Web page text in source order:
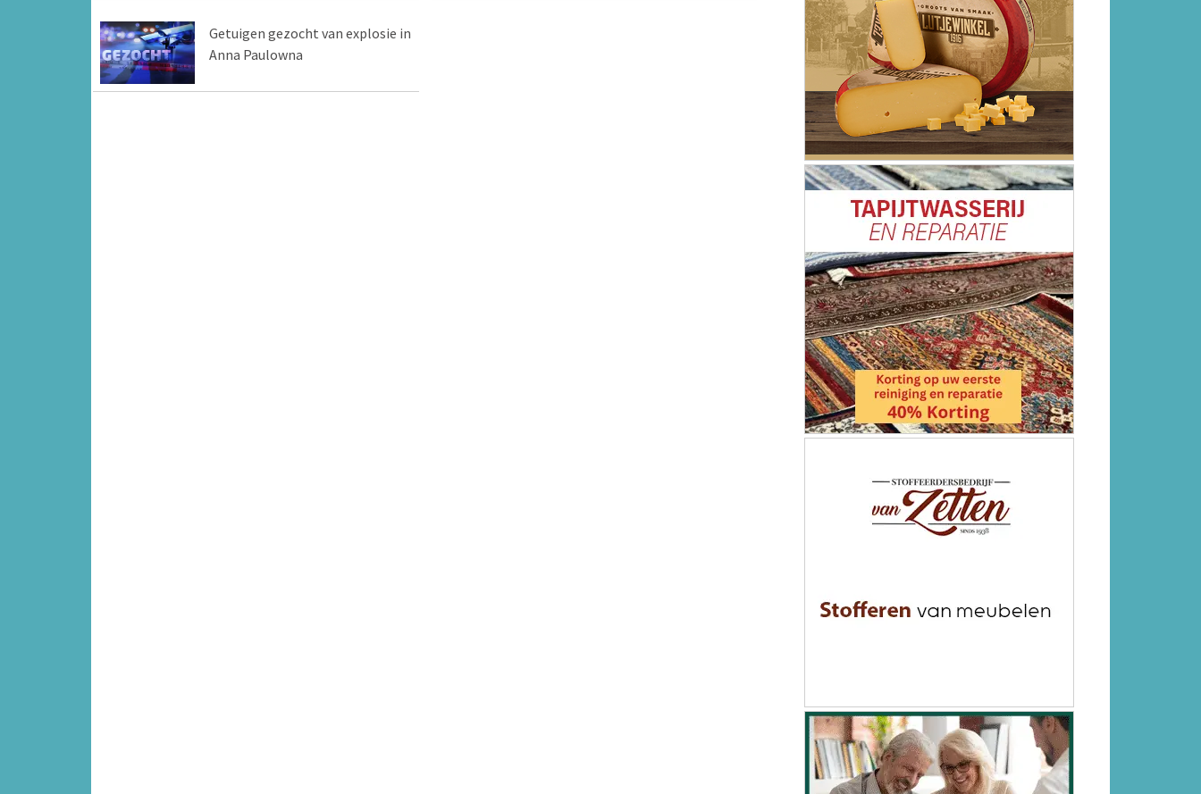
Getuigen gezocht van explosie in
Anna Paulowna